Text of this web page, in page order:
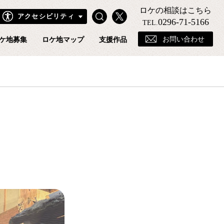
フィルムコミッションホームページ
アクセシビリティ Search
地募集 ロケ地マップ 支援作品
ロケの相談はこちら
TEL. 0296-71-5166
お問い合わせ